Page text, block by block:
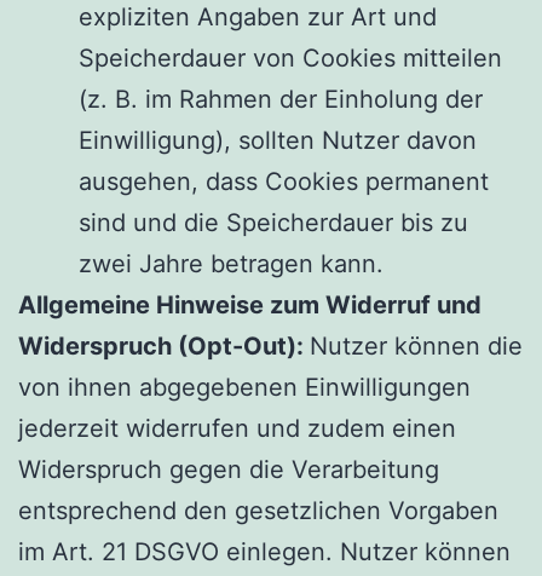
expliziten Angaben zur Art und
Speicherdauer von Cookies mitteilen
(z. B. im Rahmen der Einholung der
Einwilligung), sollten Nutzer davon
ausgehen, dass Cookies permanent
sind und die Speicherdauer bis zu
zwei Jahre betragen kann.
Allgemeine Hinweise zum Widerruf und
Widerspruch (Opt-Out): Nutzer können die
von ihnen abgegebenen Einwilligungen
jederzeit widerrufen und zudem einen
Widerspruch gegen die Verarbeitung
entsprechend den gesetzlichen Vorgaben
im Art. 21 DSGVO einlegen. Nutzer können